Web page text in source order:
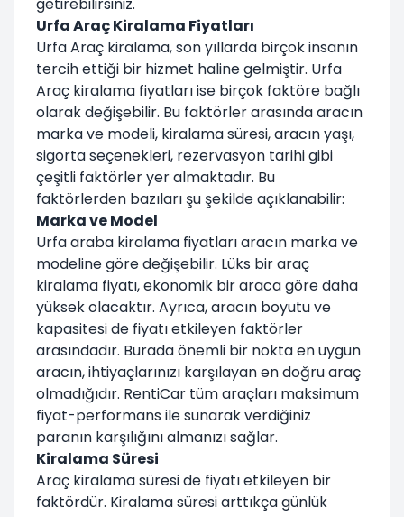
Urfa Araç Kiralama Fiyatları
Urfa Araç kiralama, son yıllarda birçok insanın
tercih ettiği bir hizmet haline gelmiştir. Urfa
Araç kiralama fiyatları ise birçok faktöre bağlı
olarak değişebilir. Bu faktörler arasında aracın
marka ve modeli, kiralama süresi, aracın yaşı,
sigorta seçenekleri, rezervasyon tarihi gibi
çeşitli faktörler yer almaktadır. Bu
faktörlerden bazıları şu şekilde açıklanabilir:
Marka ve Model
Urfa araba kiralama fiyatları aracın marka ve
modeline göre değişebilir. Lüks bir araç
kiralama fiyatı, ekonomik bir araca göre daha
yüksek olacaktır. Ayrıca, aracın boyutu ve
kapasitesi de fiyatı etkileyen faktörler
arasındadır. Burada önemli bir nokta en uygun
aracın, ihtiyaçlarınızı karşılayan en doğru araç
olmadığıdır. RentiCar tüm araçları maksimum
fiyat-performans ile sunarak verdiğiniz
paranın karşılığını almanızı sağlar.
Kiralama Süresi
Araç kiralama süresi de fiyatı etkileyen bir
faktördür. Kiralama süresi arttıkça günlük